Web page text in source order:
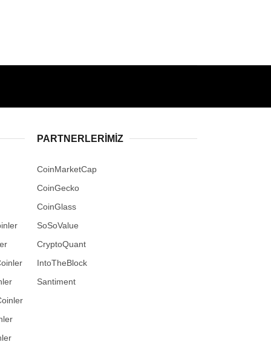
PARTNERLERIMIZ
CoinMarketCap
CoinGecko
CoinGlass
SoSoValue
CryptoQuant
IntoTheBlock
Santiment